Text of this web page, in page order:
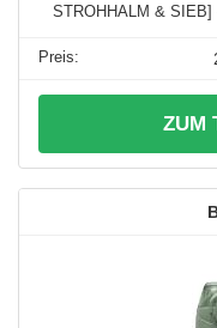
STROHHALM & SIEB]
ZUM